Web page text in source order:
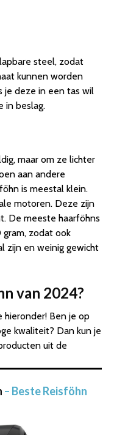
steel, zodat
kunnen worden
je deze in een tas wil
in beslag.
maar om ze lichter
aan andere
is meestal klein.
motoren. Deze zijn
De meeste haarföhns
zodat ook
zijn en weinig gewicht
van 2024?
Ben je op
kwaliteit? Dan kun je
uit de
– Beste Reisföhn